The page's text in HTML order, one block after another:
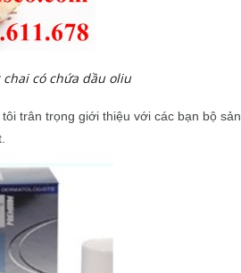
có chứa dầu oliu
trân trọng giới thiệu với các bạn bộ sản